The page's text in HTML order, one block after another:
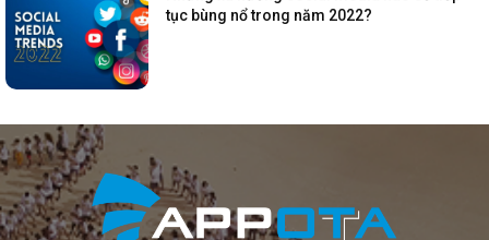
tục bùng nổ trong năm 2022?